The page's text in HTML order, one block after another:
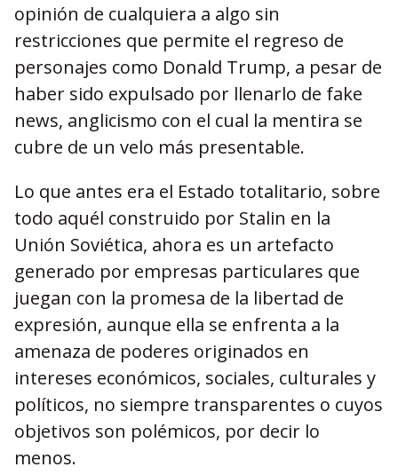
opinión de cualquiera a algo sin
restricciones que permite el regreso de
personajes como Donald Trump, a pesar de
haber sido expulsado por llenarlo de fake
news, anglicismo con el cual la mentira se
cubre de un velo más presentable.
Lo que antes era el Estado totalitario, sobre
todo aquél construido por Stalin en la
Unión Soviética, ahora es un artefacto
generado por empresas particulares que
juegan con la promesa de la libertad de
expresión, aunque ella se enfrenta a la
amenaza de poderes originados en
intereses económicos, sociales, culturales y
políticos, no siempre transparentes o cuyos
objetivos son polémicos, por decir lo
menos.